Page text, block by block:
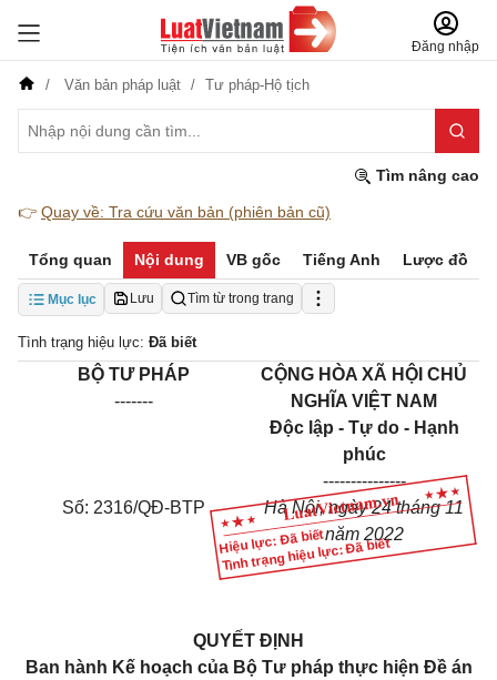
Đăng nhập
Văn bản pháp luật Tư pháp-Hộ tịch
Tìm nâng cao
👉 Quay về: Tra cứu văn bản (phiên bản cũ)
Tổng quan Nội dung VB gốc Tiếng Anh Lược đồ
Mục lục Lưu Tìm từ trong trang
Tình trạng hiệu lực: Đã biết
Hiệu lực: Đã biết
Tình trạng hiệu lực: Đã biết
BỘ TƯ PHÁP
-------
CỘNG HÒA XÃ HỘI CHỦ
NGHĨA VIỆT NAM
Độc lập - Tự do - Hạnh
phúc
---------------
Số: 2316/QĐ-BTP
Hà Nội, ngày 24 tháng 11
năm 2022
QUYẾT ĐỊNH
Ban hành Kế hoạch của Bộ Tư pháp thực hiện Đề án